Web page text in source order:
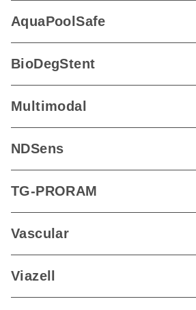
AquaPoolSafe
BioDegStent
Multimodal
NDSens
TG-PRORAM
Vascular
Viazell